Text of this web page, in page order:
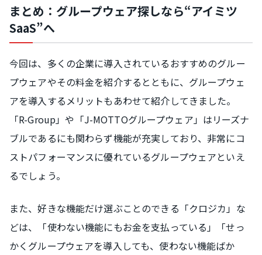
まとめ：グループウェア探しなら“アイミツ
SaaS”へ
今回は、多くの企業に導入されているおすすめのグルー
プウェアやその料金を紹介するとともに、グループウェ
アを導入するメリットもあわせて紹介してきました。
「R-Group」や「J-MOTTOグループウェア」はリーズナ
ブルであるにも関わらず機能が充実しており、非常にコ
ストパフォーマンスに優れているグループウェアといえ
るでしょう。
また、好きな機能だけ選ぶことのできる「クロジカ」な
どは、「使わない機能にもお金を支払っている」「せっ
かくグループウェアを導入しても、使わない機能ばか